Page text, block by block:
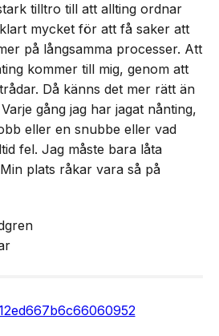
tilltro till att allting ordnar
mycket för att få saker att
på långsamma processer. Att
kommer till mig, genom att
Då känns det mer rätt än
gång jag har jagat nånting,
eller en snubbe eller vad
fel. Jag måste bara låta
plats råkar vara så på